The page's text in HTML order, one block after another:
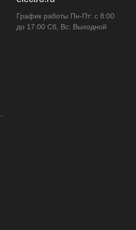
График работы Пн-Пт: с 8:00
до 17:00 Сб, Вс: Выходной